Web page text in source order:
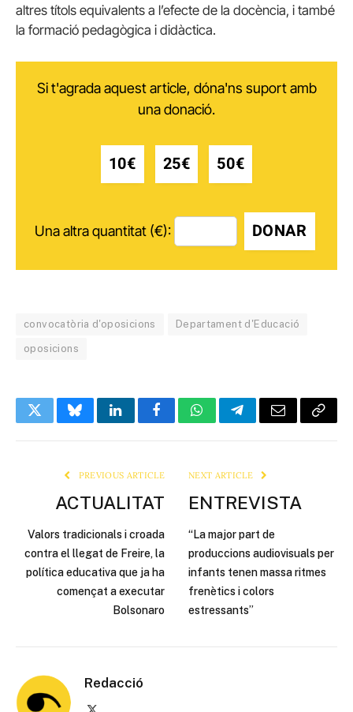
altres títols equivalents a l’efecte de la docència, i també
la formació pedagògica i didàctica.
Si t'agrada aquest article, dóna'ns suport amb
una donació.
10€ 25€ 50€
Una altra quantitat (€): DONAR
convocatòria d'oposicions Departament d'Educació
oposicions
TwitterBlueskyLinkedInFacebookWhatsAppTelegramEmail Copy
PREVIOUS ARTICLE
ACTUALITAT
Valors tradicionals i croada
contra el llegat de Freire, la
política educativa que ja ha
començat a executar
Bolsonaro
NEXT ARTICLE
ENTREVISTA
“La major part de
produccions audiovisuals per
infants tenen massa ritmes
frenètics i colors
estressants”
Redacció